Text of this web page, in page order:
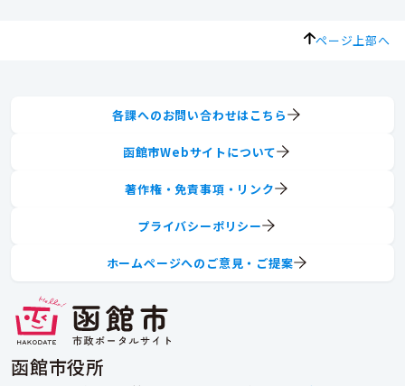
ページ上部へ
函館市役所
各課へのお問い合わせはこちら
函館市Webサイトについて
著作権・免責事項・リンク
プライバシーポリシー
ホームページへのご意見・ご提案